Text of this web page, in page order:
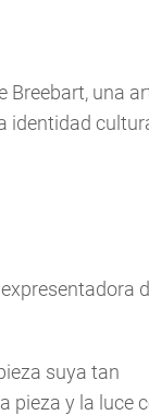
Breebart, una
identidad
suya tan
pieza y la luce